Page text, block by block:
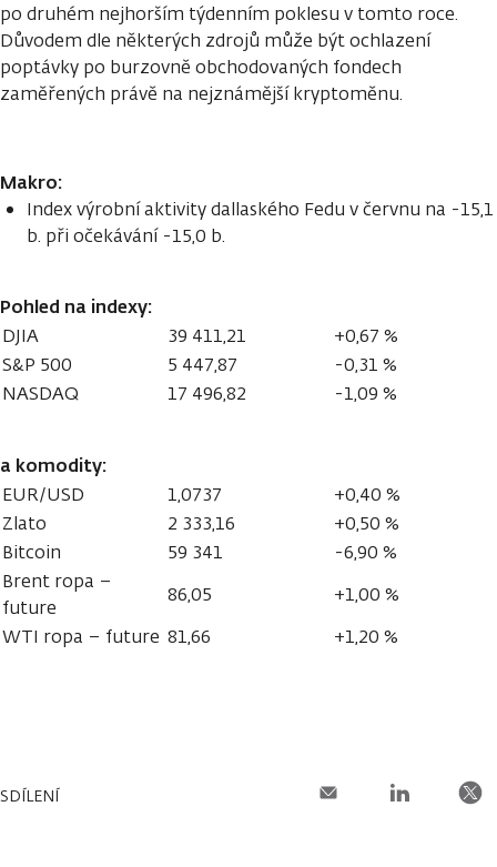
po druhém nejhorším týdenním poklesu v tomto roce.
Důvodem dle některých zdrojů může být ochlazení
poptávky po burzovně obchodovaných fondech
zaměřených právě na nejznámější kryptoměnu.
Makro:
Index výrobní aktivity dallaského Fedu v červnu na -15,1
b. při očekávání -15,0 b.
Pohled na indexy:
DJIA 39 411,21
+0,67 %
S&P 500
5 447,87
-0,31 %
NASDAQ
17 496,82 -1,09 %
a komodity:
EUR/USD 1,0737
+0,40 %
Zlato
2 333,16
+0,50 %
Bitcoin
59 341
-6,90 %
Brent ropa –
future
86,05
+1,00 %
WTI ropa – future 81,66 +1,20 %
SDÍLENÍ